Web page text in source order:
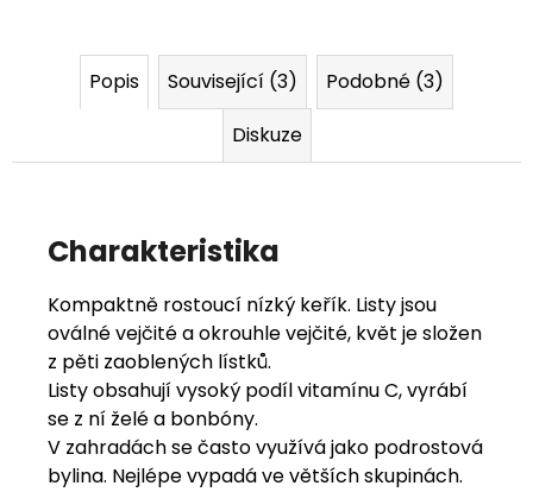
Popis Související (3)
Podobné (3)
Diskuze
Charakteristika
Kompaktně rostoucí nízký keřík. Listy jsou
oválné vejčité a okrouhle vejčité, květ je složen
z pěti zaoblených lístků.
Listy obsahují vysoký podíl vitamínu C, vyrábí
se z ní želé a bonbóny.
V zahradách se často využívá jako podrostová
bylina. Nejlépe vypadá ve větších skupinách.